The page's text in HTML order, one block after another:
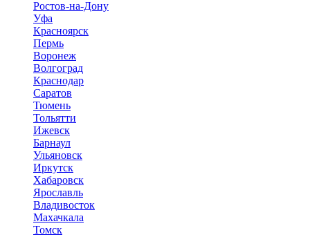
Ростов-на-Дону
Уфа
Красноярск
Пермь
Воронеж
Волгоград
Краснодар
Саратов
Тюмень
Тольятти
Ижевск
Барнаул
Ульяновск
Иркутск
Хабаровск
Ярославль
Владивосток
Махачкала
Томск